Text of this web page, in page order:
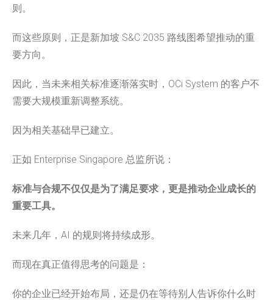
则。
而这些原则，正是新加坡 S&C 2035 路线图希望推动的重
要方向。
因此，当未来相关标准逐渐落实时，OCi System 的客户不
需要大规模重新调整系统。
因为相关基础早已建立。
正如 Enterprise Singapore 总监所说：
标准与合规不仅仅是为了满足要求，更是推动企业成长的
重要工具。
未来几年，AI 的规则将持续成形。
而现在真正值得思考的问题是：
你的企业已经开始布局，还是仍在等待别人告诉你什么时